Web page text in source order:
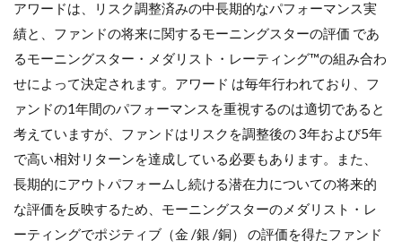
アワードは、リスク調整済みの中長期的なパフォーマンス実
績と、ファンドの将来に関するモーニングスターの評価 であ
るモーニングスター・メダリスト・レーティング™の組み合わ
せによって決定されます。アワード は毎年行われており、フ
ァンドの1年間のパフォーマンスを重視するのは適切であると
考えていますが、ファンドはリスクを調整後の 3年および5年
で高い相対リターンを達成している必要もあります。また、
長期的にアウトパフォームし続ける潜在力についての将来的
な評価を反映するため、モーニングスターのメダリスト・レ
ーティングでポジティブ（金 /銀 /銅） の評価を得たファンド